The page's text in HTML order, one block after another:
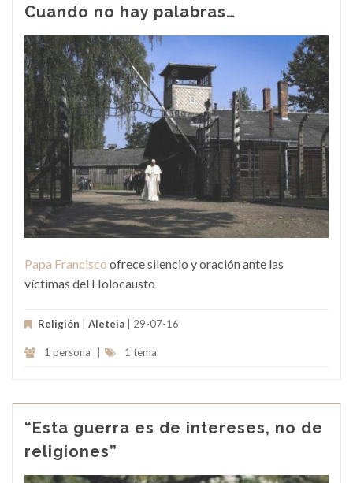
Cuando no hay palabras…
Papa Francisco ofrece silencio y oración ante las
víctimas del Holocausto
Religión Aleteia | 29-07-16
1 persona 1 tema
“Esta guerra es de intereses, no de
religiones”